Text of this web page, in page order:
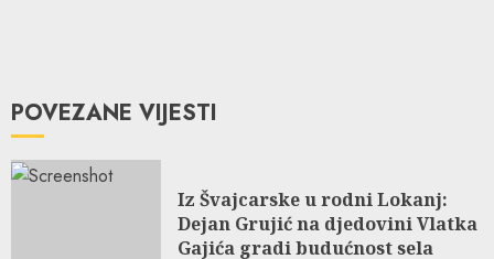
POVEZANE VIJESTI
Iz Švajcarske u rodni Lokanj:
Dejan Grujić na djedovini Vlatka
Gajića gradi budućnost sela